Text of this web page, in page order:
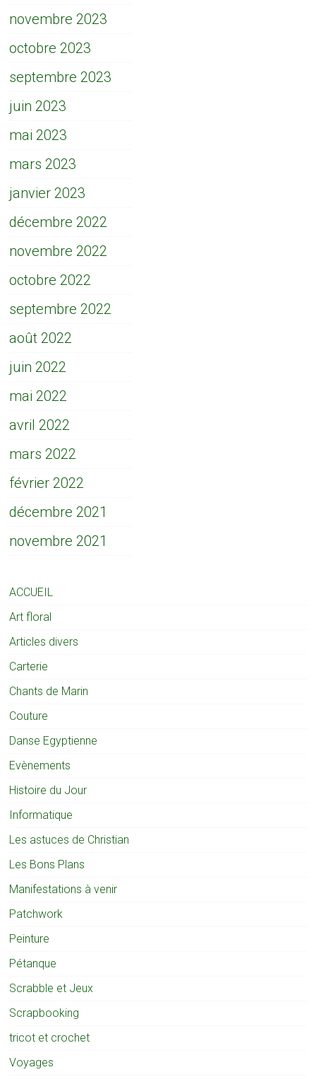
novembre 2023
octobre 2023
septembre 2023
juin 2023
mai 2023
mars 2023
janvier 2023
décembre 2022
novembre 2022
octobre 2022
septembre 2022
août 2022
juin 2022
mai 2022
avril 2022
mars 2022
février 2022
décembre 2021
novembre 2021
ACCUEIL
Art floral
Articles divers
Carterie
Chants de Marin
Couture
Danse Egyptienne
Evènements
Histoire du Jour
Informatique
Les astuces de Christian
Les Bons Plans
Manifestations à venir
Patchwork
Peinture
Pétanque
Scrabble et Jeux
Scrapbooking
tricot et crochet
Voyages